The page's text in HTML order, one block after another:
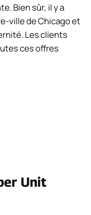
Bien sûr, il y a
ville de Chicago et
Les clients
ces offres
Unit